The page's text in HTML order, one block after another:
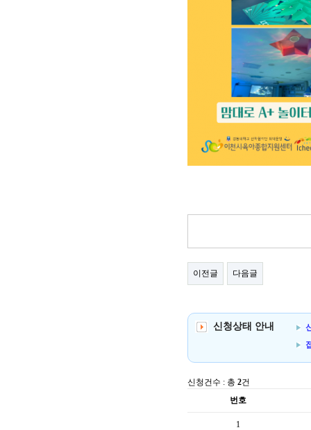
이전글 다음글
신청상태 안내
신청건수 : 총 2건
번호
1